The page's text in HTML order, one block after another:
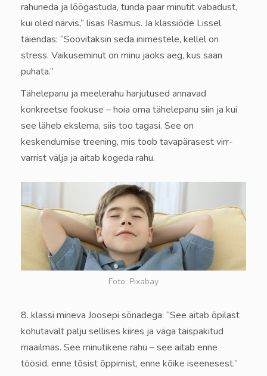
rahuneda ja lõõgastuda, tunda paar minutit vabadust,
kui oled närvis,“ lisas Rasmus. Ja klassiõde Lissel
täiendas: “Soovitaksin seda inimestele, kellel on
stress. Vaikuseminut on minu jaoks aeg, kus saan
puhata.”
Tähelepanu ja meelerahu harjutused annavad
konkreetse fookuse – hoia oma tähelepanu siin ja kui
see läheb ekslema, siis too tagasi. See on
keskendumise treening, mis toob tavapärasest virr-
varrist välja ja aitab kogeda rahu.
Foto: Pixabay
8. klassi mineva Joosepi sõnadega: “See aitab õpilast
kohutavalt palju sellises kiires ja väga täispakitud
maailmas. See minutikene rahu – see aitab enne
töösid, enne tõsist õppimist, enne kõike iseenesest.”